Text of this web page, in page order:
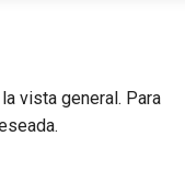
vista general. Para